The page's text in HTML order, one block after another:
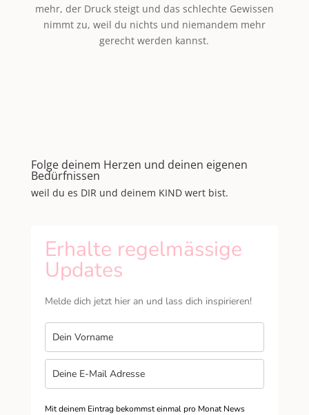
mehr, der Druck steigt und das schlechte Gewissen
nimmt zu, weil du nichts und niemandem mehr
gerecht werden kannst.
Folge deinem Herzen und deinen eigenen
Bedürfnissen
weil du es DIR und deinem KIND wert bist.
Erhalte regelmässige
Updates
Melde dich jetzt hier an und lass dich inspirieren!
Mit deinem Eintrag bekommst einmal pro Monat News